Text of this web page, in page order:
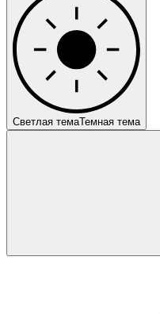
Светлая темаТемная тема